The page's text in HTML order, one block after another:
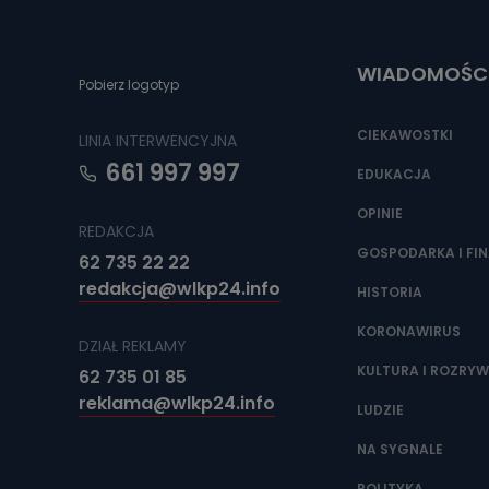
Jakie
źródeł
Jak
Pobierz logotyp
LINIA INTERWENCYJNA
661 997 997
REDAKCJA
62 735 22 22
redakcja@wlkp24.info
DZIAŁ REKLAMY
62 735 01 85
reklama@wlkp24.info
CIEKAWOSTKI
EDUKACJA
OPINIE
GOSPODARKA I
HISTORIA
KORONAWIRUS
KULTURA I
LUDZIE
NA SYGNALE